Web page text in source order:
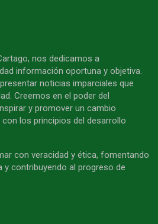
nos dedicamos a
información oportuna y objetiva.
noticias imparciales que
Creemos en el poder del
y promover un cambio
los principios del desarrollo
con veracidad y ética, fomentando
y contribuyendo al progreso de